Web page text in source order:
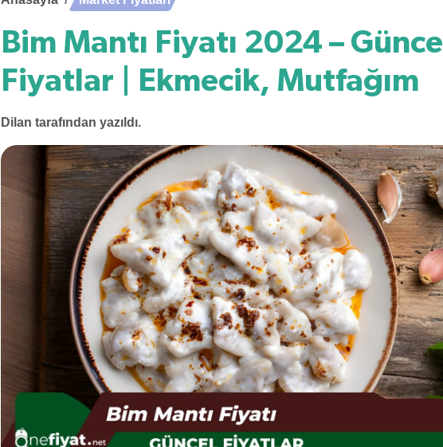
Bim Mantı Fiyatı 2024 – Güncel
Fiyatlar | Ekmecik, Mutfağım
Dilan tarafından yazıldı.